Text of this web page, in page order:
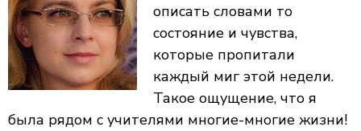
описать словами то
состояние и чувства,
которые пропитали
каждый миг этой недели.
Такое ощущение, что я
была рядом с учителями многие-многие жизни!